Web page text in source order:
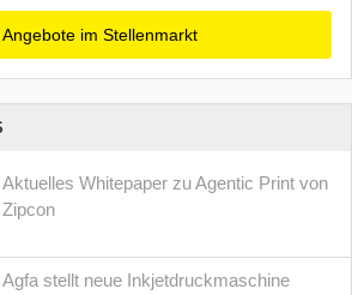
Angebote im Stellenmarkt
Aktuelles Whitepaper zu Agentic Print von
Zipcon
Agfa stellt neue Inkjetdruckmaschine